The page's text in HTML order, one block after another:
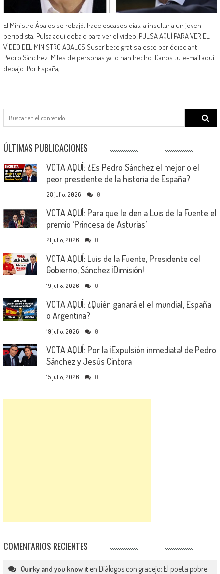
El Ministro Ábalos se rebajó, hace escasos días, a insultar a un joven
periodista. Pulsa aquí debajo para ver el vídeo: PULSA AQUÍ PARA VER EL
VÍDEO DEL MINISTRO ÁBALOS Suscríbete gratis a este periódico anti
Pedro Sánchez. Miles de personas ya lo han hecho. Danos tu e-mail aquí
debajo. Por España,
Search
for:
ÚLTIMAS PUBLICACIONES
VOTA AQUÍ: ¿Es Pedro Sánchez el mejor o el
peor presidente de la historia de España?
28 julio, 2026 0
VOTA AQUÍ: Para que le den a Luis de la Fuente el
premio ‘Princesa de Asturias’
21 julio, 2026 0
VOTA AQUÍ: Luis de la Fuente, Presidente del
Gobierno; Sánchez ¡Dimisión!
19 julio, 2026 0
VOTA AQUÍ: ¿Quién ganará el el mundial, España
o Argentina?
19 julio, 2026 0
VOTA AQUÍ: Por la ¡Expulsión inmediata! de Pedro
Sánchez y Jesús Cintora
15 julio, 2026 0
COMENTARIOS RECIENTES
Quirky and you know iten Diálogos con gracejo: El poeta pobre